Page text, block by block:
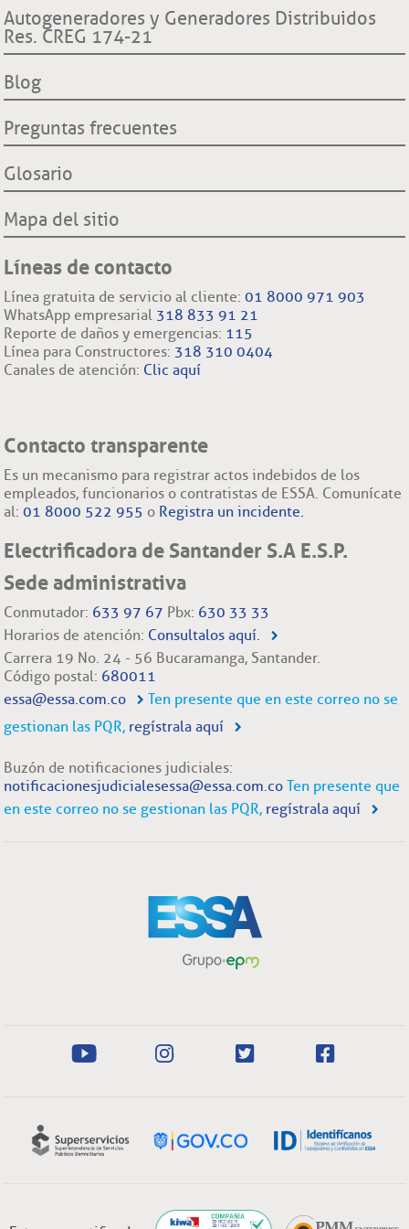
Superintendencia de Servicios Públicos Domiciliarios SSP
Comisión Regulación de Energía y Gas CREG
Proyecto hidroeléctrico Ituango
Filiales nacionales
Filiales internacionales
Declaración de cumplimiento reglas de comportamiento
Procedimientos cambio de comercializador y conexión a la
red.
Autogeneradores y Generadores Distribuidos
Res. CREG 174-21
Blog
Preguntas frecuentes
Glosario
Mapa del sitio
Líneas de contacto
Línea gratuita de servicio al cliente:01 8000 971 903
WhatsApp empresarial 318 833 91 21
Reporte de daños y emergencias: 115
Línea para Constructores: 318 310 0404
Canales de atención: Clic aquí
Contacto transparente
Es un mecanismo para registrar actos indebidos de los
empleados, funcionarios o contratistas de ESSA. Comunícate
al:01 8000 522 955 o Registra un incidente.
Electrificadora de Santander S.A E.S.P.
Sede administrativa
Conmutador: 633 97 67 Pbx: 630 33 33
Horarios de atención: Consultalos aquí.
Carrera 19 No. 24 - 56 Bucaramanga, Santander.
Código postal: 680011
essa@essa.com.co
Ten presente que en este correo no se
gestionan las PQR, regístrala aquí
Buzón de notificaciones judiciales:
notificacionesjudicialesessa@essa.com.co Ten presente que
en este correo no se gestionan las PQR, regístrala aquí